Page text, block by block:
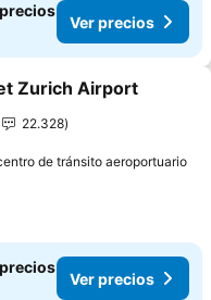
Ver precios
a favoritos
Zurich Airport
22.328
de tránsito aeroportuario
Ver precios